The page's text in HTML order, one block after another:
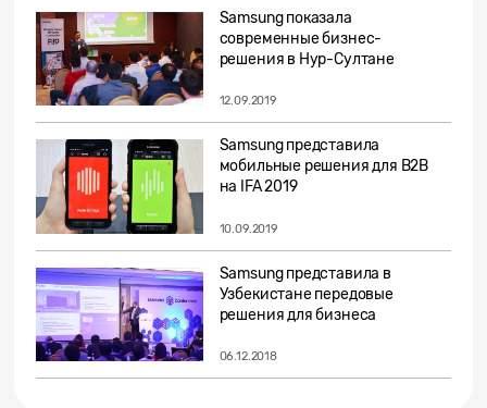
Samsung показала
современные бизнес-
решения в Нур-Султане
12.09.2019
Samsung представила
мобильные решения для B2B
на IFA 2019
10.09.2019
Samsung представила в
Узбекистане передовые
решения для бизнеса
06.12.2018